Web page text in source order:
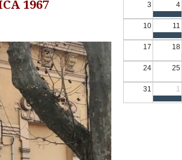
1967
3 4
10 11
17 18
24 25
31 1